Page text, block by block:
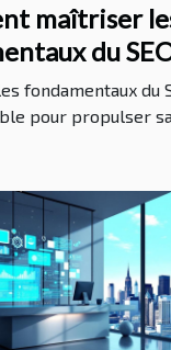
maîtriser
du
contenu
fondamentaux du
pour propulser